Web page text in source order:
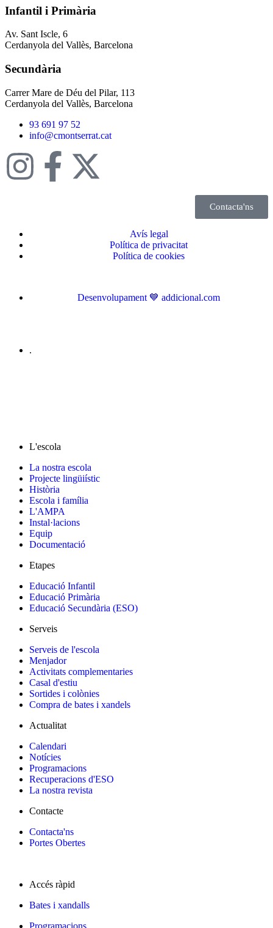
Infantil i Primària
Av. Sant Iscle, 6
Cerdanyola del Vallès, Barcelona
Secundària
Carrer Mare de Déu del Pilar, 113
Cerdanyola del Vallès, Barcelona
93 691 97 52
info@cmontserrat.cat
Contacta'ns
Avís legal
Política de privacitat
Política de cookies
Desenvolupament 💙 addicional.com
.
L'escola
La nostra escola
Projecte lingüiístic
Història
Escola i família
L'AMPA
Instal·lacions
Equip
Documentació
Etapes
Educació Infantil
Educació Primària
Educació Secundària (ESO)
Serveis
Serveis de l'escola
Menjador
Activitats complementaries
Casal d'estiu
Sortides i colònies
Compra de bates i xandels
Actualitat
Calendari
Notícies
Programacions
Recuperacions d'ESO
La nostra revista
Contacte
Contacta'ns
Portes Obertes
Accés ràpid
Bates i xandalls
Programacions